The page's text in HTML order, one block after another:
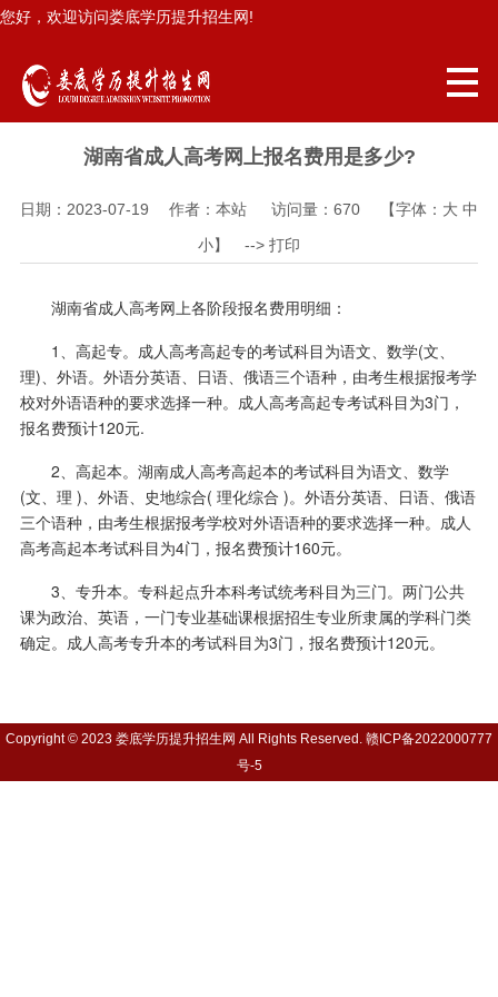
您好，欢迎访问娄底学历提升招生网!
湖南省成人高考网上报名费用是多少?
日期：2023-07-19 作者：本站 访问量： 670 【字体： 大 中
小】 --> 打印
湖南省成人高考网上各阶段报名费用明细：
1、高起专。成人高考高起专的考试科目为语文、数学(文、
理)、外语。外语分英语、日语、俄语三个语种，由考生根据报考学
校对外语语种的要求选择一种。成人高考高起专考试科目为3门，
报名费预计120元.
2、高起本。湖南成人高考高起本的考试科目为语文、数学
(文、理 )、外语、史地综合( 理化综合 )。外语分英语、日语、俄语
三个语种，由考生根据报考学校对外语语种的要求选择一种。成人
高考高起本考试科目为4门，报名费预计160元。
3、专升本。专科起点升本科考试统考科目为三门。两门公共
课为政治、英语，一门专业基础课根据招生专业所隶属的学科门类
确定。成人高考专升本的考试科目为3门，报名费预计120元。
Copyright © 2023 娄底学历提升招生网 All Rights Reserved. 赣ICP备2022000777
号-5